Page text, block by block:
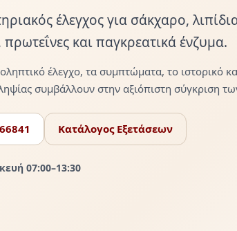
έλεγχος για σάκχαρο,
και παγκρεατικά ένζυμα.
έλεγχο, τα συμπτώματα, το ιστορικό
συμβάλλουν στην αξιόπιστη σύγκριση
Κατάλογος Εξετάσεων
07:00–13:30